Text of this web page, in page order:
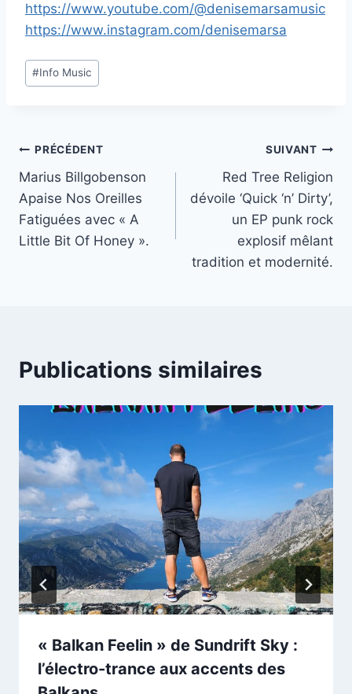
https://www.youtube.com/@denisemarsamusic
https://www.instagram.com/denisemarsa
Étiquettes
de
#Info Music
Navigation
de
l’article
PRÉCÉDENT
Marius Billgobenson
Apaise Nos Oreilles
Fatiguées avec « A
Little Bit Of Honey ».
SUIVANT
Red Tree Religion
dévoile ‘Quick ‘n’ Dirty’,
un EP punk rock
explosif mêlant
tradition et modernité.
Publications similaires
« Balkan Feelin » de Sundrift Sky :
l’électro-trance aux accents des